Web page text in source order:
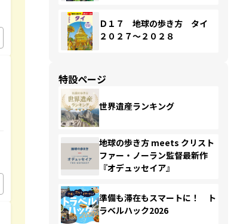
Ｄ１７ 地球の歩き方 タイ
２０２７～２０２８
特設ページ
世界遺産ランキング
地球の歩き方 meets クリスト
ファー・ノーラン監督最新作
『オデュッセイア』
準備も滞在もスマートに！ ト
ラベルハック2026